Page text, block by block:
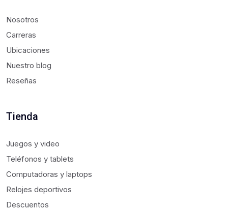
Nosotros
Carreras
Ubicaciones
Nuestro blog
Reseñas
Tienda
Juegos y video
Teléfonos y tablets
Computadoras y laptops
Relojes deportivos
Descuentos